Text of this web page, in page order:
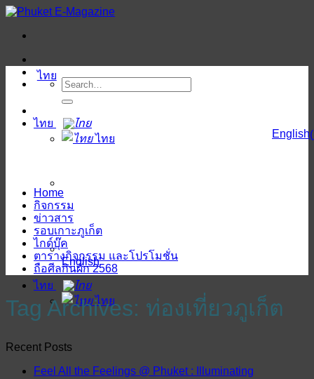
ข้าม
เนื้อหา
ไทย
ไทย
English
ไทย
ไทย
ไทย
English(
Home
กิจกรรม
ข่าวสาร
รอบเกาะภูเก็ต
ไกด์บุ๊ค
ตารางกิจกรรม และโปรโมชั่น
ถือศีลกินผัก 2568
Tag Archives: ท่องเที่ยวภูเก็ต
Recent Posts
Feel All the Feelings @ Phuket : Illuminating